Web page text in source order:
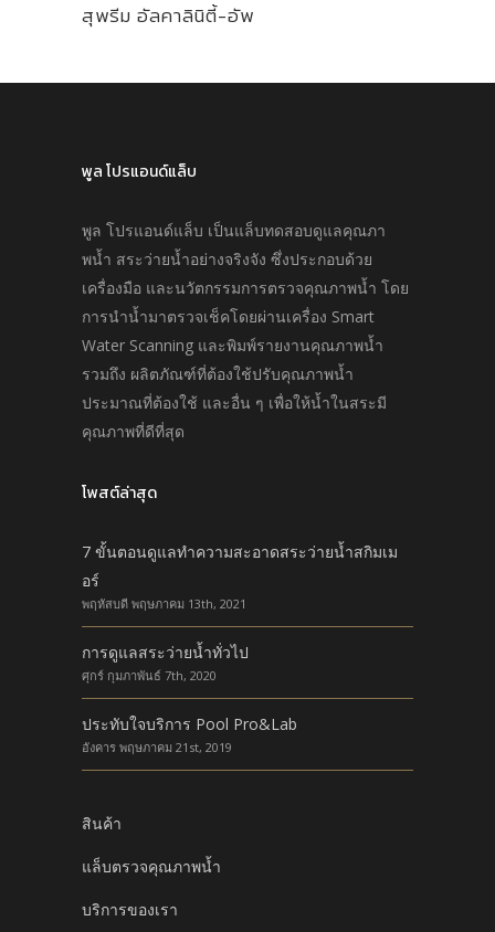
สุพรีม อัลคาลินิตี้-อัพ
พูล โปรแอนด์แล็บ
พูล โปรแอนด์แล็บ เป็นแล็บทดสอบดูแลคุณภา
พนํ้า สระว่ายนํ้าอย่างจริงจัง ซึ่งประกอบด้วย
เครื่องมือ และนวัตกรรมการตรวจคุณภาพนํ้า โดย
การนำนํ้ามาตรวจเช็คโดยผ่านเครื่อง Smart
Water Scanning และพิมพ์รายงานคุณภาพนํ้า
รวมถึง ผลิตภัณฑ์ที่ต้องใช้ปรับคุณภาพนํ้า
ประมาณที่ต้องใช้ และอื่น ๆ เพื่อให้นํ้าในสระมี
คุณภาพที่ดีที่สุด
โพสต์ล่าสุด
7 ขั้นตอนดูแลทำความสะอาดสระว่ายน้ำสกิมเม
อร์
พฤหัสบดี พฤษภาคม 13th, 2021
การดูแลสระว่ายน้ำทั่วไป
ศุกร์ กุมภาพันธ์ 7th, 2020
ประทับใจบริการ Pool Pro&Lab
อังคาร พฤษภาคม 21st, 2019
สินค้า
แล็บตรวจคุณภาพน้ำ
บริการของเรา